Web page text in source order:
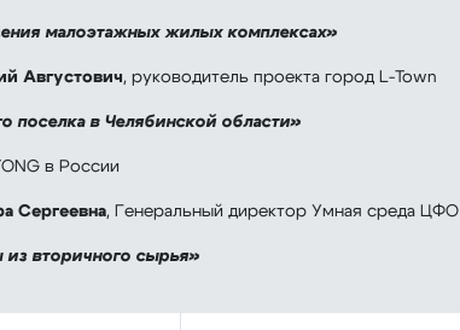
малоэтажных жилых комплексах»
Августович, руководитель проекта город L-Town
поселка в Челябинской области»
в России
Сергеевна, Генеральный директор Умная среда ЦФО
вторичного сырья»